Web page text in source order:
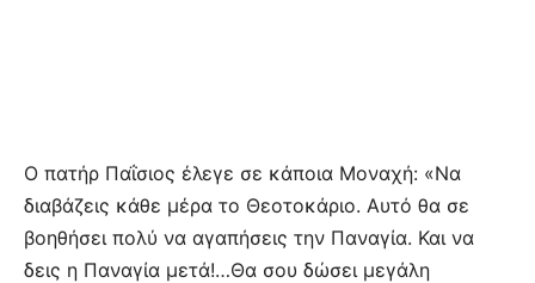
Ο πατήρ Παΐσιος έλεγε σε κάποια Μοναχή: «Να
διαβάζεις κάθε μέρα το Θεοτοκάριο. Αυτό θα σε
βοηθήσει πολύ να αγαπήσεις την Παναγία. Και να
δεις η Παναγία μετά!…Θα σου δώσει μεγάλη